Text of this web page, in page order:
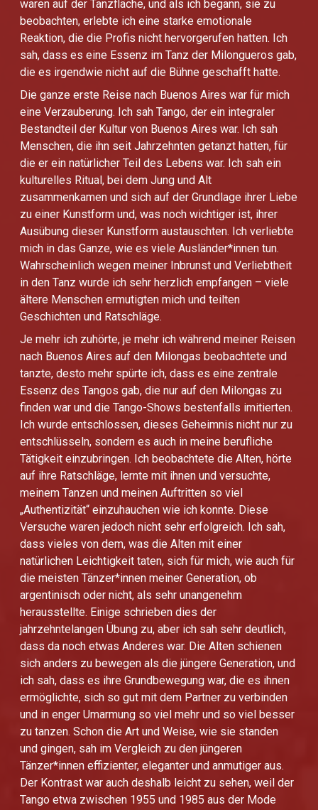
waren auf der Tanzfläche, und als ich begann, sie zu
beobachten, erlebte ich eine starke emotionale
Reaktion, die die Profis nicht hervorgerufen hatten. Ich
sah, dass es eine Essenz im Tanz der Milongueros gab,
die es irgendwie nicht auf die Bühne geschafft hatte.
Die ganze erste Reise nach Buenos Aires war für mich
eine Verzauberung. Ich sah Tango, der ein integraler
Bestandteil der Kultur von Buenos Aires war. Ich sah
Menschen, die ihn seit Jahrzehnten getanzt hatten, für
die er ein natürlicher Teil des Lebens war. Ich sah ein
kulturelles Ritual, bei dem Jung und Alt
zusammenkamen und sich auf der Grundlage ihrer Liebe
zu einer Kunstform und, was noch wichtiger ist, ihrer
Ausübung dieser Kunstform austauschten. Ich verliebte
mich in das Ganze, wie es viele Ausländer*innen tun.
Wahrscheinlich wegen meiner Inbrunst und Verliebtheit
in den Tanz wurde ich sehr herzlich empfangen – viele
ältere Menschen ermutigten mich und teilten
Geschichten und Ratschläge.
Je mehr ich zuhörte, je mehr ich während meiner Reisen
nach Buenos Aires auf den Milongas beobachtete und
tanzte, desto mehr spürte ich, dass es eine zentrale
Essenz des Tangos gab, die nur auf den Milongas zu
finden war und die Tango-Shows bestenfalls imitierten.
Ich wurde entschlossen, dieses Geheimnis nicht nur zu
entschlüsseln, sondern es auch in meine berufliche
Tätigkeit einzubringen. Ich beobachtete die Alten, hörte
auf ihre Ratschläge, lernte mit ihnen und versuchte,
meinem Tanzen und meinen Auftritten so viel
„Authentizität“ einzuhauchen wie ich konnte. Diese
Versuche waren jedoch nicht sehr erfolgreich. Ich sah,
dass vieles von dem, was die Alten mit einer
natürlichen Leichtigkeit taten, sich für mich, wie auch für
die meisten Tänzer*innen meiner Generation, ob
argentinisch oder nicht, als sehr unangenehm
herausstellte. Einige schrieben dies der
jahrzehntelangen Übung zu, aber ich sah sehr deutlich,
dass da noch etwas Anderes war. Die Alten schienen
sich anders zu bewegen als die jüngere Generation, und
ich sah, dass es ihre Grundbewegung war, die es ihnen
ermöglichte, sich so gut mit dem Partner zu verbinden
und in enger Umarmung so viel mehr und so viel besser
zu tanzen. Schon die Art und Weise, wie sie standen
und gingen, sah im Vergleich zu den jüngeren
Tänzer*innen effizienter, eleganter und anmutiger aus.
Der Kontrast war auch deshalb leicht zu sehen, weil der
Tango etwa zwischen 1955 und 1985 aus der Mode